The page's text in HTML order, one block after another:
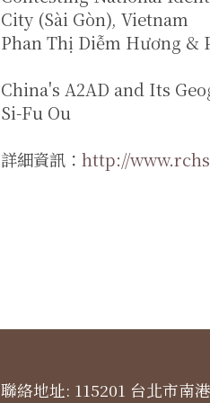
City (Sài Gòn), Vietnam
Phan Thị Diễm Hương &
China's A2AD and Its
Si-Fu Ou
詳細資訊： http://
聯絡地址: 115201 台北市南